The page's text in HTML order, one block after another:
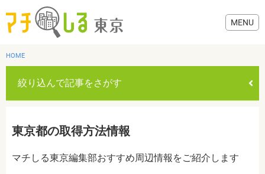
HOME
絞り込んで記事をさがす
東京都の取得方法情報
マチしる東京編集部おすすめ周辺情報をご紹介します